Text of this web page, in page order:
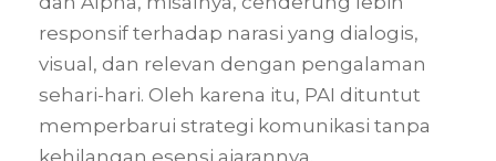
responsif terhadap narasi yang dialogis,
visual, dan relevan dengan pengalaman
sehari-hari. Oleh karena itu, PAI dituntut
memperbarui strategi komunikasi tanpa
kehilangan esensi ajarannya.